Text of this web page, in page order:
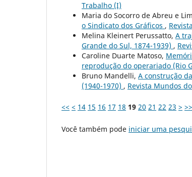
Trabalho (I)
Maria do Socorro de Abreu e
o Sindicato dos Gráficos ,
Melina Kleinert Perussatto, A
Grande do Sul, 1874-1939) ,
Caroline Duarte Matoso,
reprodução do operariado (Rio
Bruno Mandelli, A construção
(1940-1970) , Revista Mundos
<< < 14 15 16 17 18 19 20 21 22 23 > >>
Você também pode iniciar uma